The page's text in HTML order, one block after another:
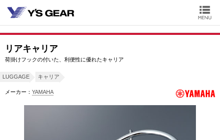
リアキャリア
荷掛けフックの付いた、利便性に優れたキャリア
LUGGAGE キャリア
メーカー： YAMAHA